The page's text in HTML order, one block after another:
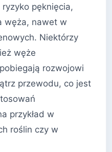
pęknięcia,
węża, nawet w
Niektórzy
węże
rozwojowi
przewodu, co jest
przykład w
roślin czy w